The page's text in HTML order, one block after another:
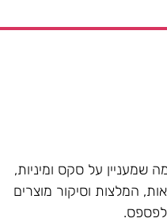
שמעניין על סקס ומיניות,
המלצות וסיקור מוצרים
לפספס.